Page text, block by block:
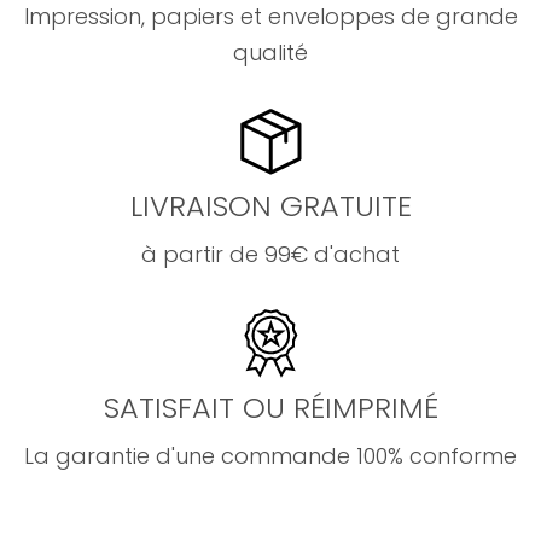
Impression, papiers et enveloppes de grande
qualité
LIVRAISON GRATUITE
à partir de 99€ d'achat
SATISFAIT OU RÉIMPRIMÉ
La garantie d'une commande 100% conforme